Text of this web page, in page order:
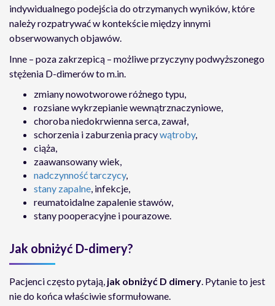
indywidualnego podejścia do otrzymanych wyników, które
należy rozpatrywać w kontekście między innymi
obserwowanych objawów.
Inne – poza zakrzepicą – możliwe przyczyny podwyższonego
stężenia D-dimerów to m.in.
zmiany nowotworowe różnego typu,
rozsiane wykrzepianie wewnątrznaczyniowe,
choroba niedokrwienna serca, zawał,
schorzenia i zaburzenia pracywątroby,
ciąża,
zaawansowany wiek,
nadczynność tarczycy,
stany zapalne, infekcje,
reumatoidalne zapalenie stawów,
stany pooperacyjne i pourazowe.
Jak obniżyć D-dimery?
Pacjenci często pytają, jak obniżyć D dimery. Pytanie to jest
nie do końca właściwie sformułowane.